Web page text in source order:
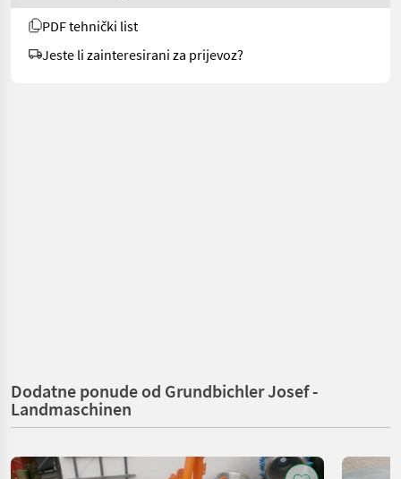
PDF tehnički list
Jeste li zainteresirani za prijevoz?
Dodatne ponude od Grundbichler Josef -
Landmaschinen